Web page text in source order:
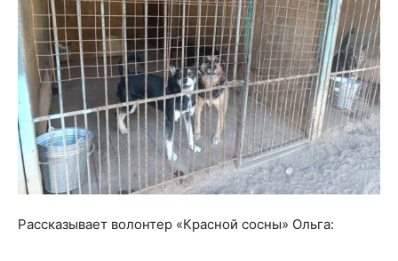
Рассказывает волонтер «Красной сосны» Ольга: